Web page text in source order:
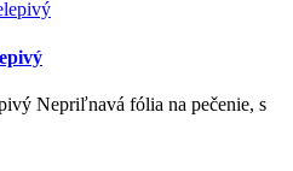
Nepriľnavá fólia na pečenie, s